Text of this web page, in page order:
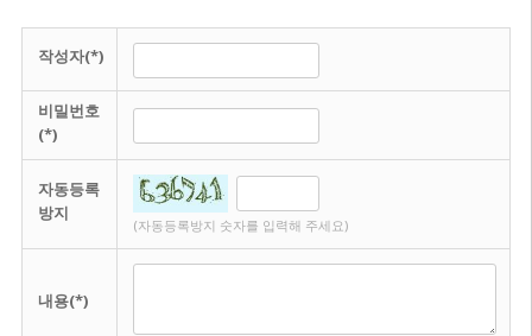
작성자(*)
비밀번호
(*)
자동등록
방지
(자동등록방지 숫자를 입력해 주세요)
내용(*)